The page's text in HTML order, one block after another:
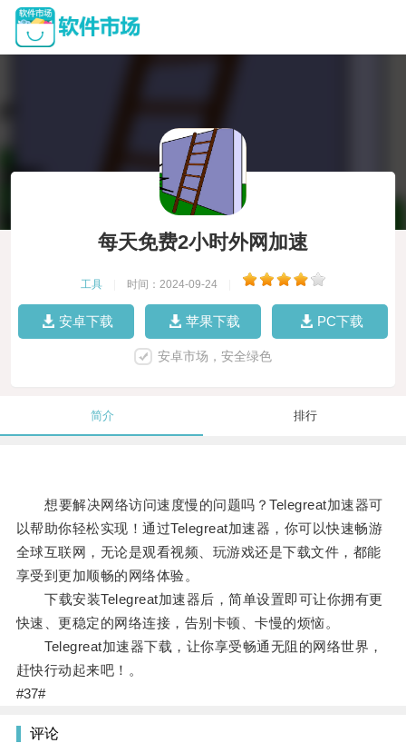
每天免费2小时外网加速
工具 时间：2024-09-24
安卓下载 苹果下载 PC下载
安卓市场，安全绿色
简介 排行
想要解决网络访问速度慢的问题吗？Telegreat加速器可
以帮助你轻松实现！通过Telegreat加速器，你可以快速畅游
全球互联网，无论是观看视频、玩游戏还是下载文件，都能
享受到更加顺畅的网络体验。
下载安装Telegreat加速器后，简单设置即可让你拥有更
快速、更稳定的网络连接，告别卡顿、卡慢的烦恼。
Telegreat加速器下载，让你享受畅通无阻的网络世界，
赶快行动起来吧！。
#37#
评论